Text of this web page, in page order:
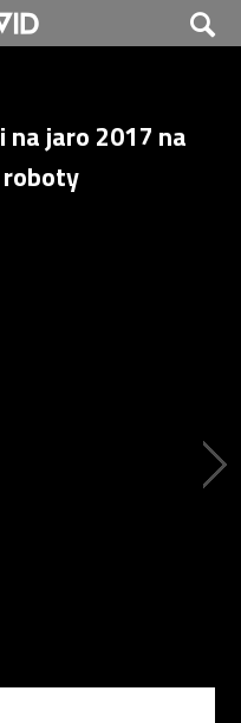
na jaro 2017 na